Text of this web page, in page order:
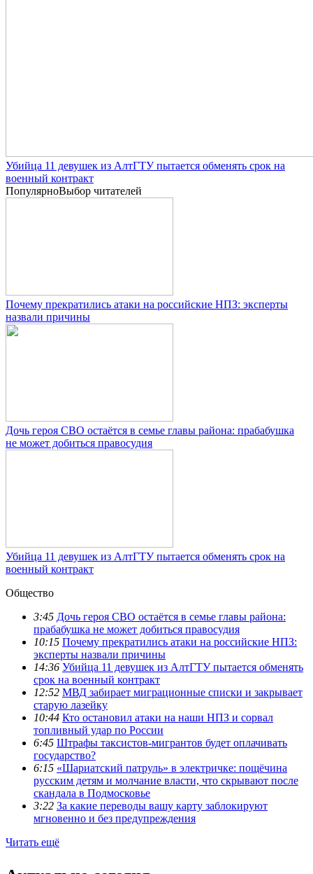
Убийца 11 девушек из АлтГТУ пытается обменять срок на
военный контракт
ПопулярноВыбор читателей
Почему прекратились атаки на российские НПЗ: эксперты
назвали причины
Дочь героя СВО остаётся в семье главы района: прабабушка
не может добиться правосудия
Убийца 11 девушек из АлтГТУ пытается обменять срок на
военный контракт
Общество
3:45 Дочь героя СВО остаётся в семье главы района:
прабабушка не может добиться правосудия
10:15 Почему прекратились атаки на российские НПЗ:
эксперты назвали причины
14:36 Убийца 11 девушек из АлтГТУ пытается обменять
срок на военный контракт
12:52 МВД забирает миграционные списки и закрывает
старую лазейку
10:44 Кто остановил атаки на наши НПЗ и сорвал
топливный удар по России
6:45 Штрафы таксистов-мигрантов будет оплачивать
государство?
6:15 «Шариатский патруль» в электричке: пощёчина
русским детям и молчание власти, что скрывают после
скандала в Подмосковье
3:22 За какие переводы вашу карту заблокируют
мгновенно и без предупреждения
Читать ещё